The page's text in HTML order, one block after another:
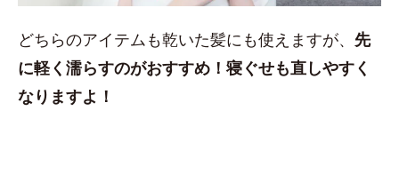
どちらのアイテムも乾いた髪にも使えますが、 先
に軽く濡らすのがおすすめ！寝ぐせも直しやすく
なりますよ！